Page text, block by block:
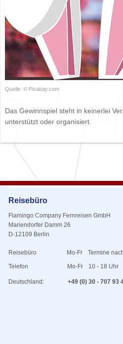
Quelle: © Pixabay.com
Das Gewinnspiel steht in keinerlei
unterstützt oder organisiert.
Reisebüro
Flamingo Company Fernreisen GmbH
Mariendorfer Damm 26
D-12109 Berlin
Reisebüro Mo-Fr
Termine
Telefon
Mo-Fr 10 - 18 Uhr
Deutschland: +49 (0) 30 - 707 93